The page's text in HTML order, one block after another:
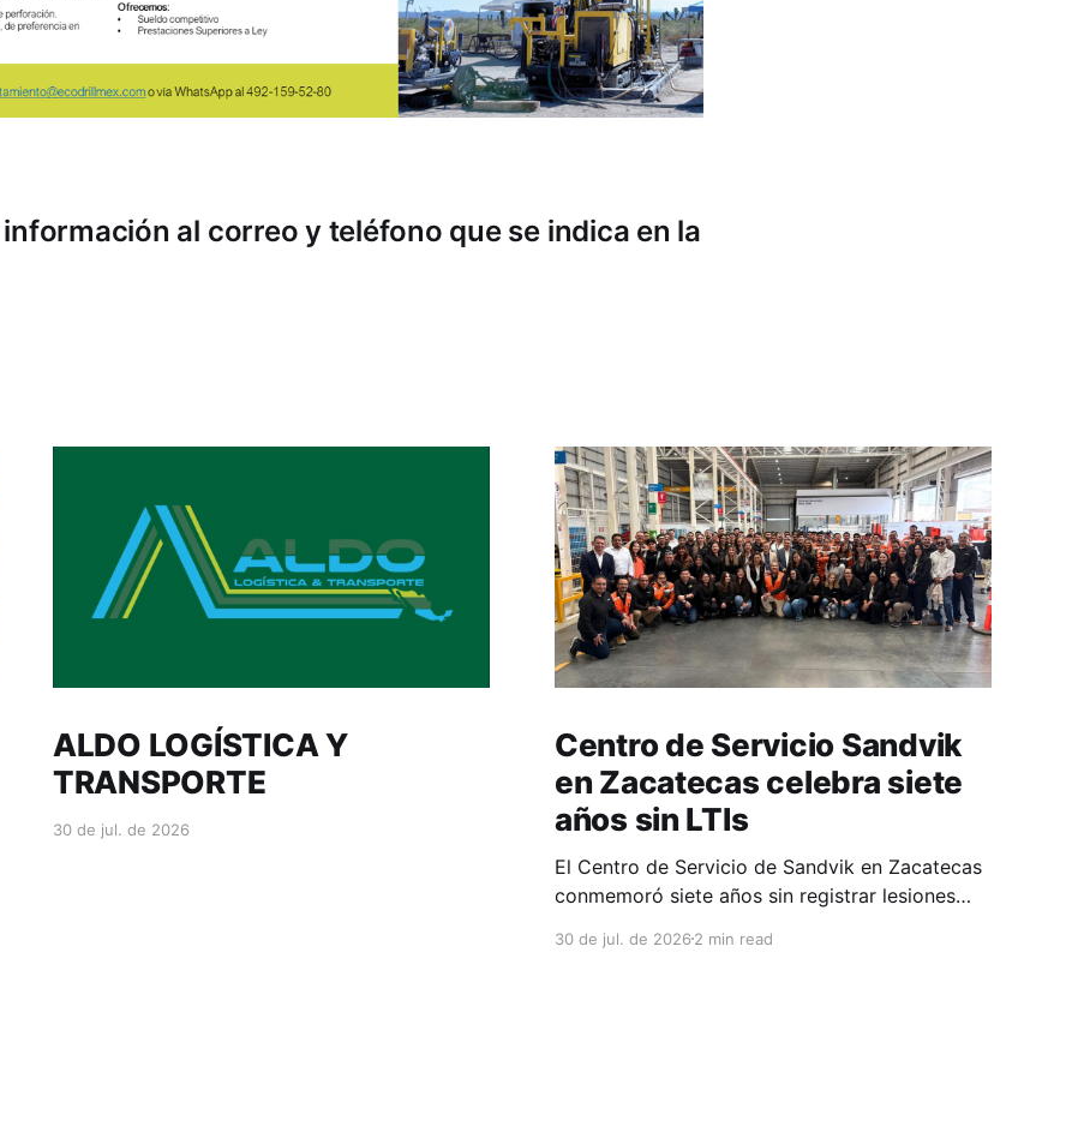
al correo y teléfono que se indica en la
ALDO LOGÍSTICA Y
TRANSPORTE
30 de jul. de 2026
Centro de Servicio Sandvik
en Zacatecas celebra siete
años sin LTIs
El Centro de Servicio de Sandvik en Zacatecas
conmemoró siete años sin registrar lesiones
la consolidación de una cultura de seguridad
30 de jul. de 20262 min read